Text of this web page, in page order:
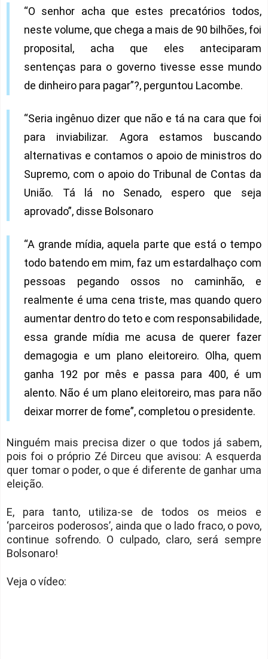
“O senhor acha que estes precatórios todos,
neste volume, que chega a mais de 90 bilhões, foi
proposital, acha que eles anteciparam
sentenças para o governo tivesse esse mundo
de dinheiro para pagar”?, perguntou Lacombe.
“Seria ingênuo dizer que não e tá na cara que foi
para inviabilizar. Agora estamos buscando
alternativas e contamos o apoio de ministros do
Supremo, com o apoio do Tribunal de Contas da
União. Tá lá no Senado, espero que seja
aprovado”, disse Bolsonaro
“A grande mídia, aquela parte que está o tempo
todo batendo em mim, faz um estardalhaço com
pessoas pegando ossos no caminhão, e
realmente é uma cena triste, mas quando quero
aumentar dentro do teto e com responsabilidade,
essa grande mídia me acusa de querer fazer
demagogia e um plano eleitoreiro. Olha, quem
ganha 192 por mês e passa para 400, é um
alento. Não é um plano eleitoreiro, mas para não
deixar morrer de fome”, completou o presidente.
Ninguém mais precisa dizer o que todos já sabem,
pois foi o próprio Zé Dirceu que avisou: A esquerda
quer tomar o poder, o que é diferente de ganhar uma
eleição.
E, para tanto, utiliza-se de todos os meios e
‘parceiros poderosos’, ainda que o lado fraco, o povo,
continue sofrendo. O culpado, claro, será sempre
Bolsonaro!
Veja o vídeo: